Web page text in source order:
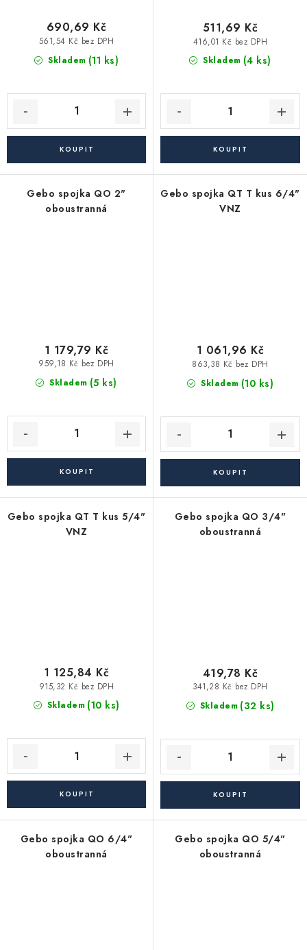
Skladem (11 ks)
561,54 Kč bez DPH
690,69 Kč
Skladem (4 ks)
416,01 Kč bez DPH
511,69 Kč
Gebo spojka QO 2"
oboustranná
Skladem (5 ks)
959,18 Kč bez DPH
1 179,79 Kč
Gebo spojka QT T kus 6/4"
VNZ
Skladem (10 ks)
863,38 Kč bez DPH
1 061,96 Kč
Gebo spojka QT T kus 5/4"
VNZ
Skladem (10 ks)
915,32 Kč bez DPH
1 125,84 Kč
Gebo spojka QO 3/4"
oboustranná
Skladem (32 ks)
341,28 Kč bez DPH
419,78 Kč
Gebo spojka QO 6/4"
oboustranná
Gebo spojka QO 5/4"
oboustranná